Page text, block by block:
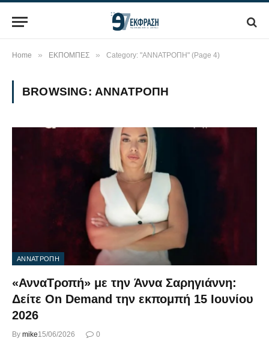
Home » ΕΚΠΟΜΠΕΣ » Category: "ΑΝΝΑΤΡΟΠΗ" (Page 4)
BROWSING: ΑΝΝΑΤΡΟΠΗ
ΑΝΝΑΤΡΟΠΗ
«ΑνναΤροπή» με την Άννα Σαρηγιάννη:
Δείτε On Demand την εκπομπή 15 Ιουνίου
2026
By mike15/06/2026 0